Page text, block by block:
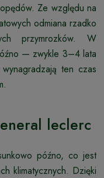
Ze względu na
odmiana rzadko
przymrozków. W
— zwykle 3–4 lata
ten czas
leclerc
późno, co jest
klimatycznych. Dzięki